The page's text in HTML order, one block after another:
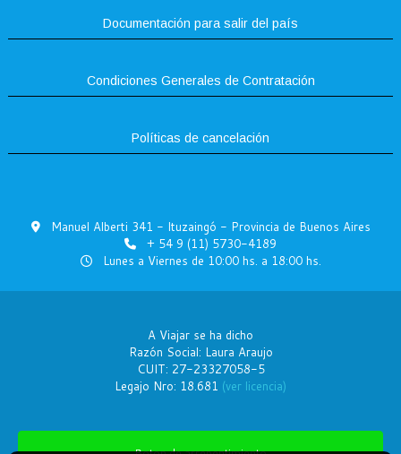
Documentación para salir del país
Condiciones Generales de Contratación
Políticas de cancelación
Manuel Alberti 341 - Ituzaingó - Provincia de Buenos Aires
+ 54 9 (11) 5730-4189
Lunes a Viernes de 10:00 hs. a 18:00 hs.
A Viajar se ha dicho
Razón Social: Laura Araujo
CUIT: 27-23327058-5
Legajo Nro: 18.681 (ver licencia)